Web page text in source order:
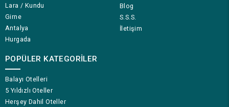
Lara / Kundu
Girne
Antalya
Hurgada
POPÜLER KATEGORILER
Balayı Otelleri
5 Yıldızlı Oteller
Herşey Dahil Oteller
Blog
S.S.S.
İletişim